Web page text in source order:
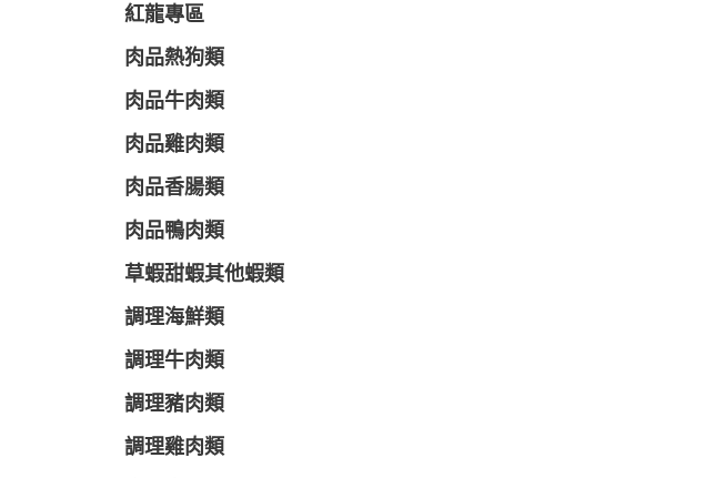
紅龍專區
肉品熱狗類
肉品牛肉類
肉品雞肉類
肉品香腸類
肉品鴨肉類
草蝦甜蝦其他蝦類
調理海鮮類
調理牛肉類
調理豬肉類
調理雞肉類